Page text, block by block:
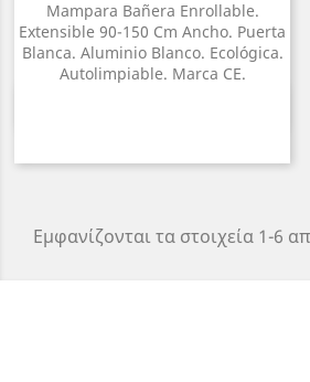
Mampara Bañera Enrollable.
Extensible 90-150 Cm Ancho. Puerta
Blanca. Aluminio Blanco. Ecológica.
Autolimpiable. Marca CE.
Εμφανίζονται τα στοιχεία 1-6